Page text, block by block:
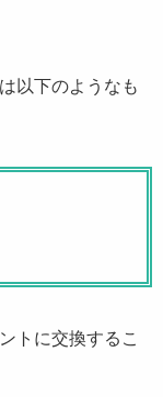
以下のようなも
トに交換するこ